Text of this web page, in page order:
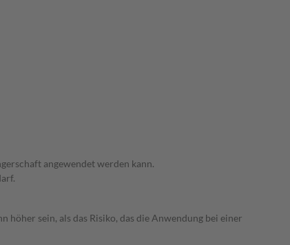
angewendet werden kann.
sein, als das Risiko, das die Anwendung bei einer